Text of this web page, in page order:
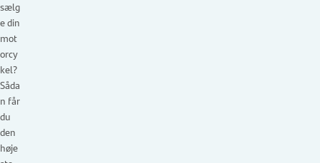
sælg
e din
mot
orcy
kel?
Såda
n får
du
den
høje